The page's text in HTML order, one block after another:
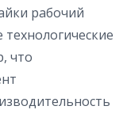
рабочий
что